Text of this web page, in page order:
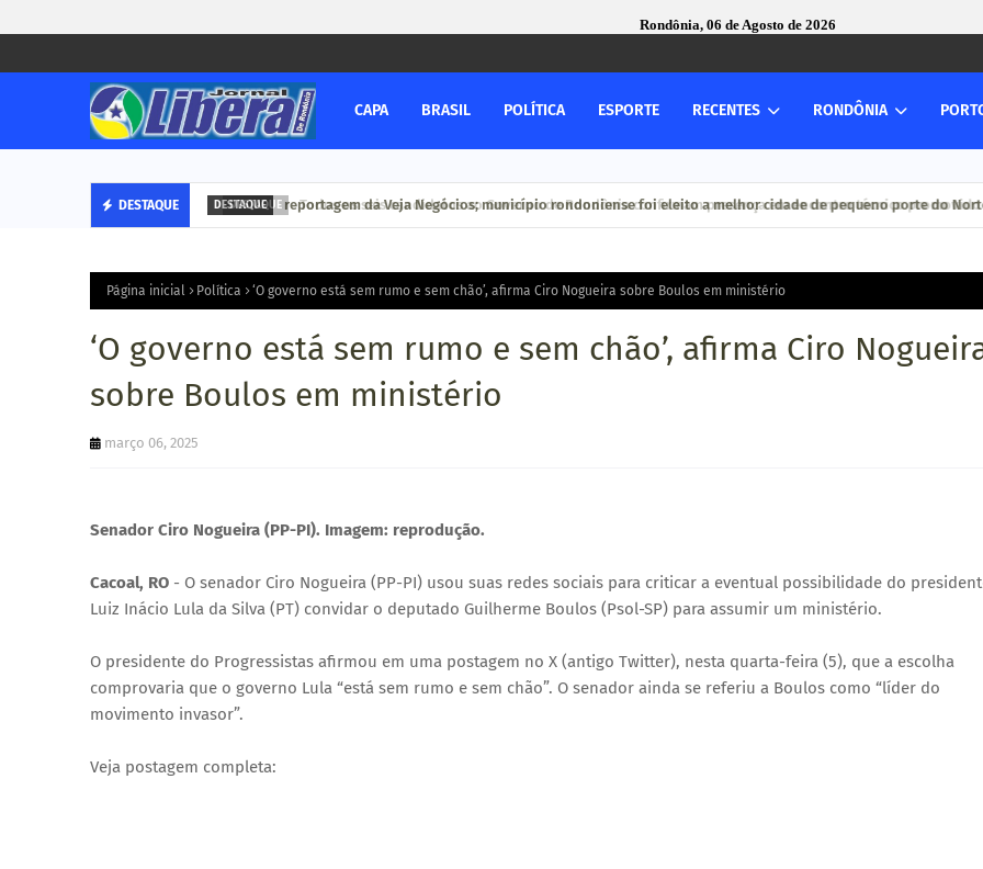
Rondônia, 06 de Agosto de 2026
CAPA BRASIL POLÍTICA ESPORTE RECENTES RONDÔNIA
DESTAQUE DESTAQUE reportagem da Veja Negócios; município rondoniense foi eleito a melhor cidade de pequeno porte do
DESTAQUE Todos os seis candidatos ao Governo de Rondônia confirmam presença em encontro técnico promovido
Página inicial Política ‘O governo está sem rumo e sem chão’, afirma Ciro Nogueira sobre Boulos em ministério
‘O governo está sem rumo e sem chão’, afirma Ciro
sobre Boulos em ministério
março 06, 2025
Senador Ciro Nogueira (PP-PI). Imagem: reprodução.
Cacoal, RO - O senador Ciro Nogueira (PP-PI) usou suas redes sociais para criticar a eventual possibilidade do
Luiz Inácio Lula da Silva (PT) convidar o deputado Guilherme Boulos (Psol-SP) para assumir um ministério.
O presidente do Progressistas afirmou em uma postagem no X (antigo Twitter), nesta quarta-feira (5), que a escolha
comprovaria que o governo Lula “está sem rumo e sem chão”. O senador ainda se referiu a Boulos como “líder do
movimento invasor”.
Veja postagem completa: